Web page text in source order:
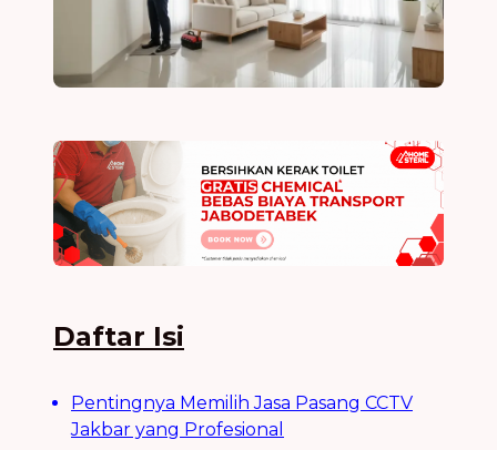
Daftar Isi
Pentingnya Memilih Jasa Pasang CCTV
Jakbar yang Profesional